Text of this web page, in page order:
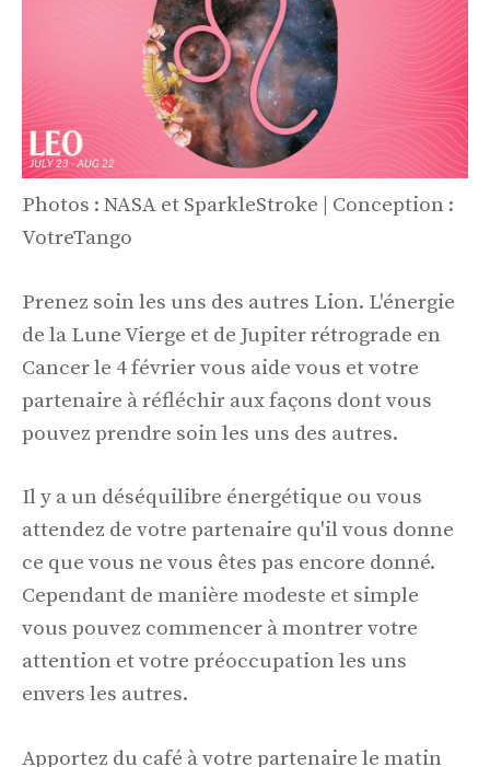
Photos : NASA et SparkleStroke | Conception :
VotreTango
Prenez soin les uns des autres Lion. L'énergie
de la Lune Vierge et de Jupiter rétrograde en
Cancer le 4 février vous aide vous et votre
partenaire à réfléchir aux façons dont vous
pouvez prendre soin les uns des autres.
Il y a un déséquilibre énergétique ou vous
attendez de votre partenaire qu'il vous donne
ce que vous ne vous êtes pas encore donné.
Cependant de manière modeste et simple
vous pouvez commencer à montrer votre
attention et votre préoccupation les uns
envers les autres.
Apportez du café à votre partenaire le matin